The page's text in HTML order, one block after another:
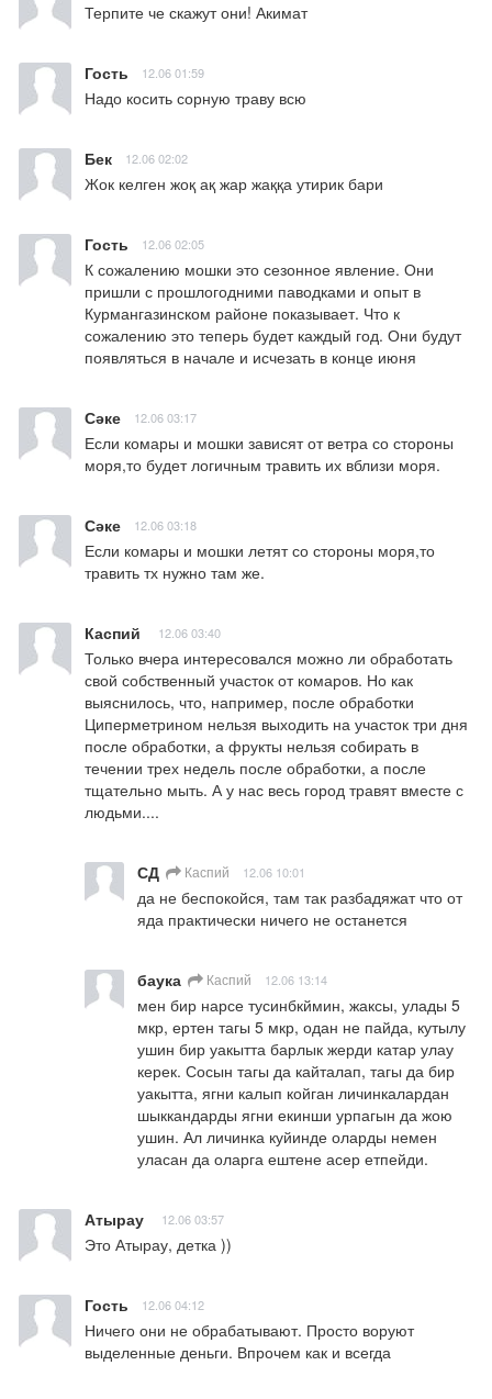
Терпите че скажут они! Акимат
Гость 12.06 01:59
Надо косить сорную траву всю
Бек 12.06 02:02
Жок келген жоқ ақ жар жаққа утирик бари
Гость 12.06 02:05
К сожалению мошки это сезонное явление. Они
пришли с прошлогодними паводками и опыт в
Курмангазинском районе показывает. Что к
сожалению это теперь будет каждый год. Они будут
появляться в начале и исчезать в конце июня
Сәке 12.06 03:17
Если комары и мошки зависят от ветра со стороны
моря,то будет логичным травить их вблизи моря.
Сәке 12.06 03:18
Если комары и мошки летят со стороны моря,то
травить тх нужно там же.
Каспий 12.06 03:40
Только вчера интересовался можно ли обработать
свой собственный участок от комаров. Но как
выяснилось, что, например, после обработки
Циперметрином нельзя выходить на участок три дня
после обработки, а фрукты нельзя собирать в
течении трех недель после обработки, а после
тщательно мыть. А у нас весь город травят вместе с
людьми....
СД Каспий 12.06 10:01
да не беспокойся, там так разбадяжат что от
яда практически ничего не останется
баука Каспий 12.06 13:14
мен бир нарсе тусинбкймин, жаксы, улады 5
мкр, ертен тагы 5 мкр, одан не пайда, кутылу
ушин бир уакытта барлык жерди катар улау
керек. Сосын тагы да кайталап, тагы да бир
уакытта, ягни калып койган личинкалардан
шыккандарды ягни екинши урпагын да жою
ушин. Ал личинка куйинде оларды немен
уласан да оларга ештене асер етпейди.
Атырау 12.06 03:57
Это Атырау, детка ))
Гость 12.06 04:12
Ничего они не обрабатывают. Просто воруют
выделенные деньги. Впрочем как и всегда